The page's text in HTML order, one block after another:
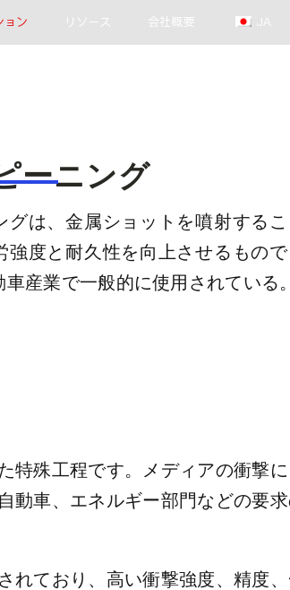
ョン リソース 会社概要 JA
ーニング
グは、金属ショットを噴射するこ
強度と耐久性を向上させるもの
産業で一般的に使用されている。
特殊工程です。メディアの衝撃に
動車、エネルギー部門などの要
れており、高い衝撃強度、精度